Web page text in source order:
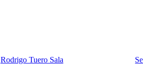
Rodrigo Tuero Sala